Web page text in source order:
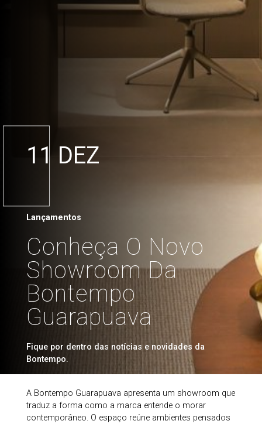
11 DEZ
Lançamentos
Conheça O Novo
Showroom Da
Bontempo
Guarapuava
Fique por dentro das notícias e novidades da
Bontempo.
A Bontempo Guarapuava apresenta um showroom que
traduz a forma como a marca entende o morar
contemporâneo. O espaço reúne ambientes pensados